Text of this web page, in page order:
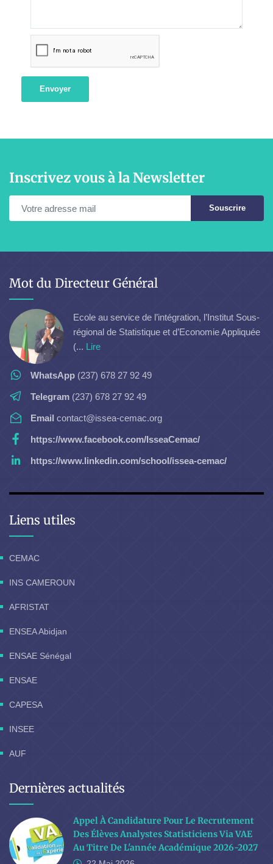
Envoyer
Inscrivez vous à la Newsletter
Souscrire
Mot du Directeur Général
Ecole au service de l’intégration, l’Institut Sous-
régional de Statistique et d’Economie Appliquée
(... Lire
WhatsApp (237) 678 27 92 49
Telegram (237) 678 27 92 49
Email contact@issea-cemac.org
https://www.facebook.com/IsseaCemac/
https://www.linkedin.com/school/issea-cemac/
Liens utiles
CEMAC
INS CAMEROUN
AFRISTAT
ENSEA Abidjan
ENSAE Sénégal
ENSAE
CAPESA
INSEE
AUF
Dernières actualités
Appel À Candidature Pour Le Recrutement
Des Élèves Analystes Statisticiens Via VAE
Au Titre De L'année Académique 2026-2027